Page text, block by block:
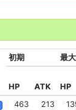
初期 最大
HP ATK HP
463 213